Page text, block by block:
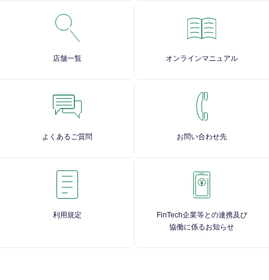
店舗一覧 オンラインマニュアル
よくあるご質問 お問い合わせ先
利用規定
FinTech企業等との連携及び
協働に係るお知らせ